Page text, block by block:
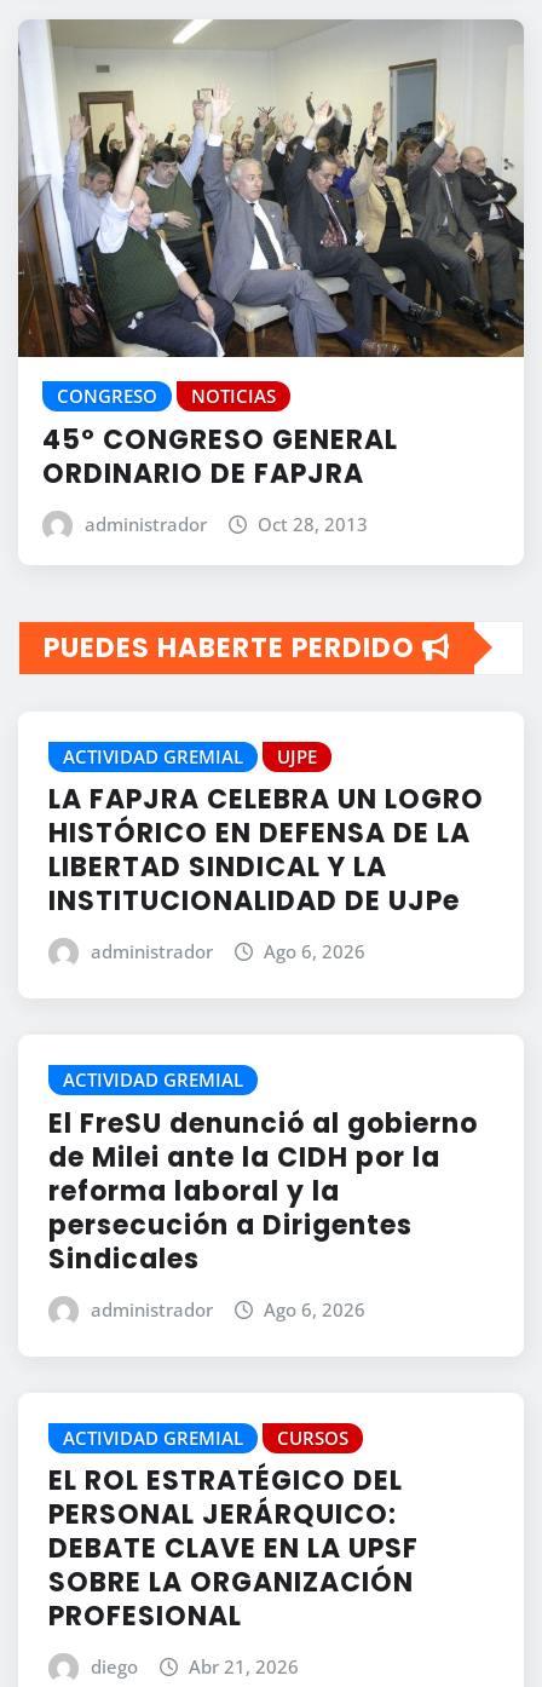
CONGRESO NOTICIAS
45º CONGRESO GENERAL
ORDINARIO DE FAPJRA
administrador Oct 28, 2013
PUEDES HABERTE PERDIDO
ACTIVIDAD GREMIAL UJPE
LA FAPJRA CELEBRA UN LOGRO
HISTÓRICO EN DEFENSA DE LA
LIBERTAD SINDICAL Y LA
INSTITUCIONALIDAD DE UJPe
administrador Ago 6, 2026
ACTIVIDAD GREMIAL
El FreSU denunció al gobierno
de Milei ante la CIDH por la
reforma laboral y la
persecución a Dirigentes
Sindicales
administrador Ago 6, 2026
ACTIVIDAD GREMIAL CURSOS
EL ROL ESTRATÉGICO DEL
PERSONAL JERÁRQUICO:
DEBATE CLAVE EN LA UPSF
SOBRE LA ORGANIZACIÓN
PROFESIONAL
diego Abr 21, 2026